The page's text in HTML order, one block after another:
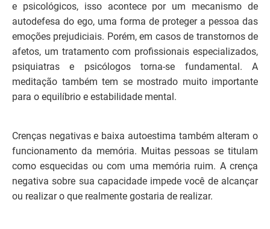
e psicológicos, isso acontece por um mecanismo de
autodefesa do ego, uma forma de proteger a pessoa das
emoções prejudiciais. Porém, em casos de transtornos de
afetos, um tratamento com profissionais especializados,
psiquiatras e psicólogos torna-se fundamental. A
meditação também tem se mostrado muito importante
para o equilíbrio e estabilidade mental.
Crenças negativas e baixa autoestima também alteram o
funcionamento da memória. Muitas pessoas se titulam
como esquecidas ou com uma memória ruim. A crença
negativa sobre sua capacidade impede você de alcançar
ou realizar o que realmente gostaria de realizar.